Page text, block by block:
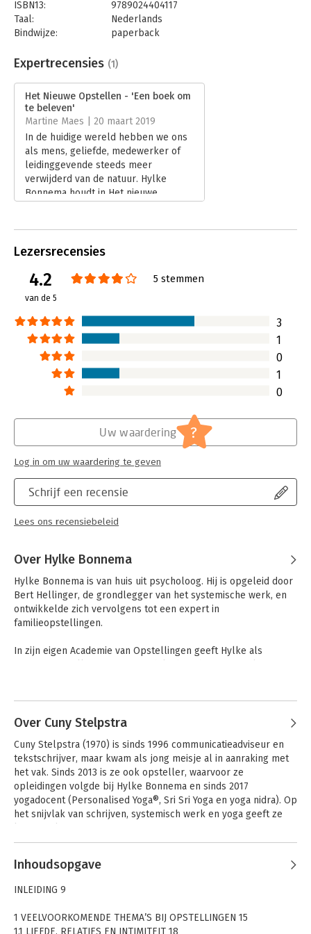
ISBN13:
9789024404117
Taal:
Nederlands
Bindwijze:
paperback
Uitgever:
Boom
Verschijningsdatum:
Hoofdrubriek: Coaching en trainen
Expertrecensies (1)
Het Nieuwe Opstellen - 'Een boek om
te beleven'
Martine Maes | 20 maart 2019
In de huidige wereld hebben we ons
als mens, geliefde, medewerker of
leidinggevende steeds meer
verwijderd van de natuur. Hylke
Bonnema houdt in Het nieuwe
voelen.
Lezersrecensies
4.2
van de 5
5 stemmen
3
1
0
1
0
Schrijf een recensie
Lees ons recensiebeleid
Uw waardering ?
Log in om uw waardering te geven
Over Hylke Bonnema
Hylke Bonnema is van huis uit psycholoog. Hij is opgeleid door
Bert Hellinger, de grondlegger van het systemische werk, en
ontwikkelde zich vervolgens tot een expert in
familieopstellingen.
In zijn eigen Academie van Opstellingen geeft Hylke als
Van spanning naar
spirit
Over Cuny Stelpstra
Cuny Stelpstra (1970) is sinds 1996 communicatieadviseur en
tekstschrijver, maar kwam als jong meisje al in aanraking met
het vak. Sinds 2013 is ze ook opsteller, waarvoor ze
opleidingen volgde bij Hylke Bonnema en sinds 2017
yogadocent (Personalised Yoga®, Sri Sri Yoga en yoga nidra). Op
het snijvlak van schrijven, systemisch werk en yoga geeft ze
Inhoudsopgave
INLEIDING 9
1 VEELVOORKOMENDE THEMA’S BIJ OPSTELLINGEN 15
1.1 LIEFDE, RELATIES EN INTIMITEIT 18